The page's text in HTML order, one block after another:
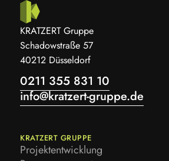
KRATZERT Gruppe
Schadowstraße 57
40212 Düsseldorf
0211 355 831 10
info@kratzert-gruppe.de
KRATZERT GRUPPE
Projektentwicklung